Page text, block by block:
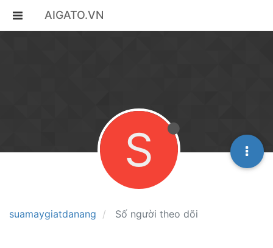
AIGATO.VN
suamaygiatdanang Số người theo dõi
S